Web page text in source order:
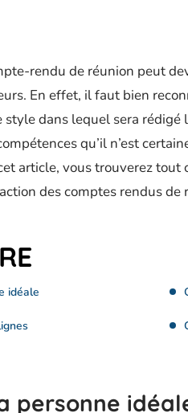
rendu de réunion peut
En effet, il faut bien
dans lequel sera rédigé
qu’il n’est
article, vous trouverez tout
des comptes rendus de
idéale
personne